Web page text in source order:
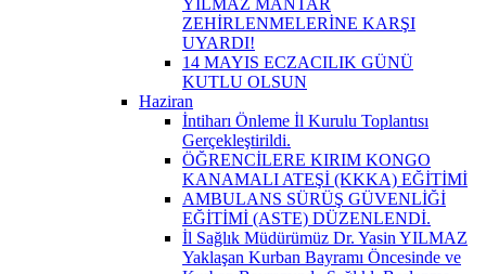
ZEHİRLENMELERİNE KARŞI
UYARDI!
14 MAYIS ECZACILIK GÜNÜ
KUTLU OLSUN
Haziran
İntiharı Önleme İl Kurulu Toplantısı
Gerçekleştirildi.
ÖĞRENCİLERE KIRIM KONGO
KANAMALI ATEŞİ (KKKA) EĞİTİMİ
AMBULANS SÜRÜŞ GÜVENLİĞİ
EĞİTİMİ (ASTE) DÜZENLENDİ.
İl Sağlık Müdürümüz Dr. Yasin YILMAZ
Yaklaşan Kurban Bayramı Öncesinde ve